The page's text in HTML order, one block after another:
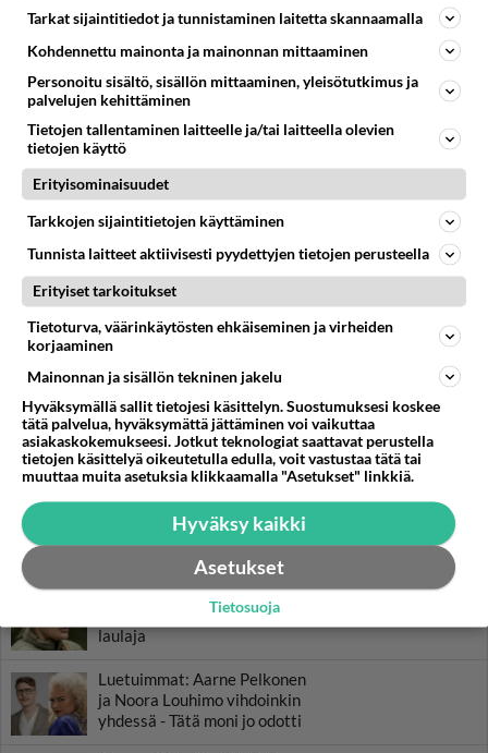
Tämä hämmästyttää!
LUETUIMMAT
elävä Satu sai jättimäisen
rahasalkun Henry-
Tiesitkö? Martina Aitolehden
isäpuoli on tämä suosittu
laulaja
Luetuimmat: Aarne Pelkonen
ja Noora Louhimo vihdoinkin
yhdessä - Tätä moni jo odotti
Tarkat sijaintitiedot ja tunnistaminen laitetta skannaamalla
Kohdennettu mainonta ja mainonnan mittaaminen
Personoitu sisältö, sisällön mittaaminen, yleisötutkimus ja
palvelujen kehittäminen
Tietojen tallentaminen laitteelle ja/tai laitteella olevien
tietojen käyttö
Erityisominaisuudet
Tarkkojen sijaintitietojen käyttäminen
Tunnista laitteet aktiivisesti pyydettyjen tietojen perusteella
Erityiset tarkoitukset
Tietoturva, väärinkäytösten ehkäiseminen ja virheiden
korjaaminen
Mainonnan ja sisällön tekninen jakelu
Hyväksymällä sallit tietojesi käsittelyn. Suostumuksesi koskee
tätä palvelua, hyväksymättä jättäminen voi vaikuttaa
asiakaskokemukseesi. Jotkut teknologiat saattavat perustella
tietojen käsittelyä oikeutetulla edulla, voit vastustaa tätä tai
muuttaa muita asetuksia klikkaamalla "Asetukset" linkkiä.
Hyväksy kaikki
Asetukset
Tietosuoja